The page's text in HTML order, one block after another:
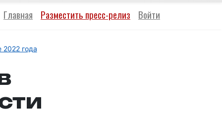
Главная Разместить пресс-релиз Войти
2022 года